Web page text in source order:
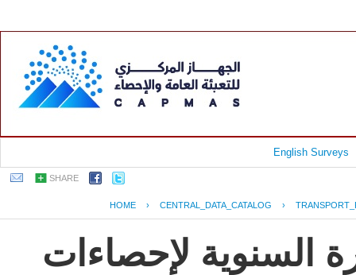
English Surveys
SHARE
HOME › CENTRAL_DATA_CATALOG ›
السنوية لإحصاءات